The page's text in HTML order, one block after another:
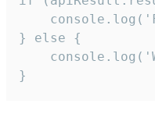
} else {
}